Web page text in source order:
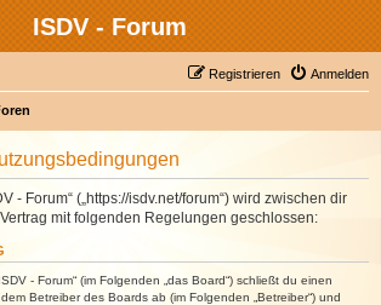
ISDV - Forum
Anmelden
Registrieren
- Forum“ („https://isdv.net/forum“) wird zwischen dir
mit folgenden Regelungen geschlossen:
- Forum“ (im Folgenden „das Board“) schließt du einen
Betreiber des Boards ab (im Folgenden „Betreiber“) und